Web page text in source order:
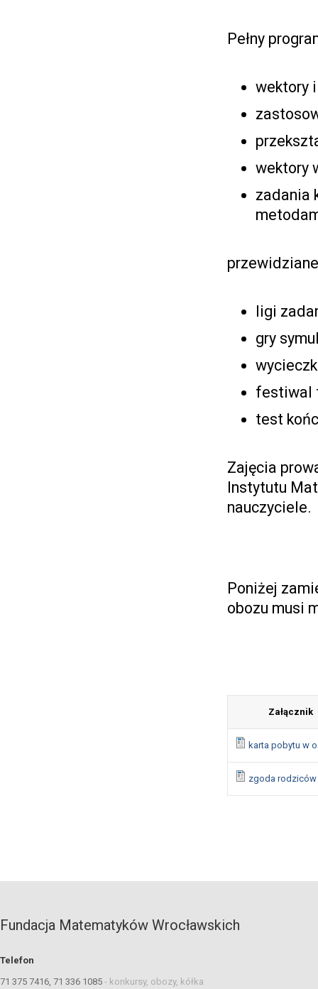
Pełny
wektory
wektory
zadania
ligi
gry
festiwal
test
Zajęcia
Instytutu
nauczyciele.
Poniżej
obozu musi
Załącznik
karta pobytu w
zgoda rodziców
Fundacja Matematyków Wrocławskich
Telefon
71 375 7416, 71 336 1085 - konkursy, obozy, kółka